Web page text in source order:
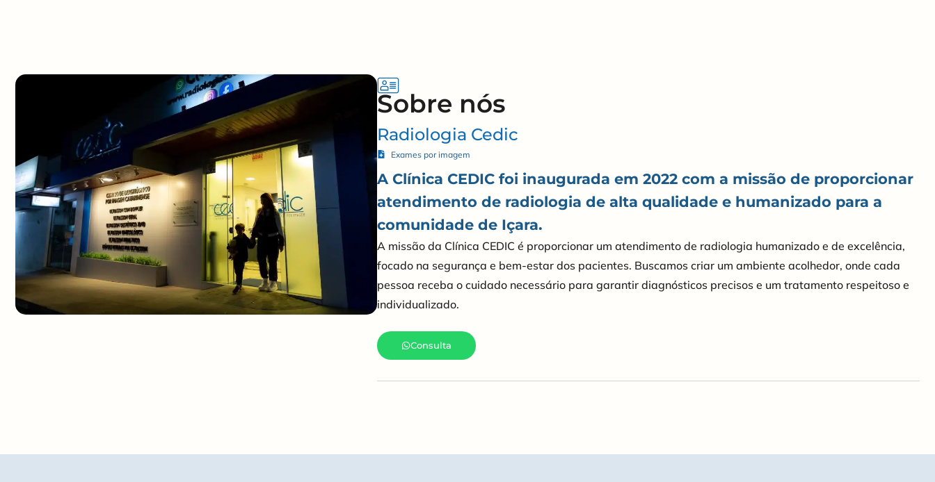
Sobre nós
Radiologia Cedic
Exames por imagem
A Clínica CEDIC foi inaugurada em 2022 com a missão de proporcionar
atendimento de radiologia de alta qualidade e humanizado para a
comunidade de Içara.
A missão da Clínica CEDIC é proporcionar um atendimento de radiologia humanizado e de excelência,
focado na segurança e bem-estar dos pacientes. Buscamos criar um ambiente acolhedor, onde cada
pessoa receba o cuidado necessário para garantir diagnósticos precisos e um tratamento respeitoso e
individualizado.
Consulta